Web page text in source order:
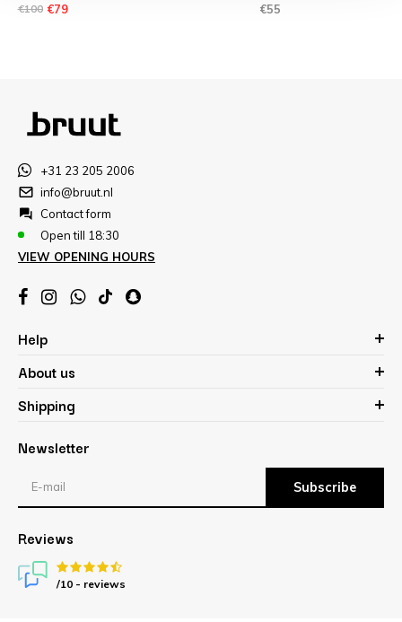
€100 €79 €55
+31 23 205 2006
info@bruut.nl
Contact form
Open till 18:30
VIEW OPENING HOURS
Help
About us
Shipping
Newsletter
Subscribe
Reviews
/10 - reviews